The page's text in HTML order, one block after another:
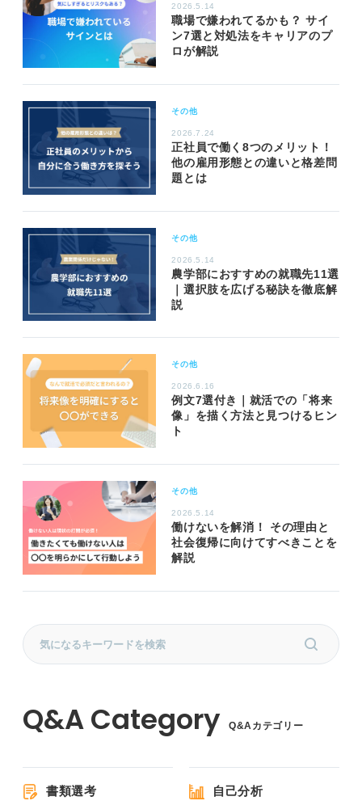
2026.5.14
職場で嫌われてるかも？ サイ
ン7選と対処法をキャリアのプ
ロが解説
その他
2026.7.24
正社員で働く8つのメリット！
他の雇用形態との違いと格差問
題とは
その他
2026.5.14
農学部におすすめの就職先11選
｜選択肢を広げる秘訣を徹底解
説
その他
2026.6.16
例文7選付き｜就活での「将来
像」を描く方法と見つけるヒン
ト
その他
2026.5.14
働けないを解消！ その理由と
社会復帰に向けてすべきことを
解説
Q&Aカテゴリー
書類選考 自己分析